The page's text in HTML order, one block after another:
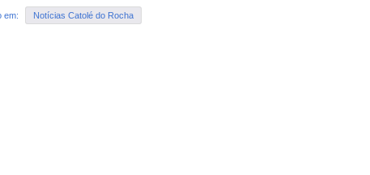
em: Notícias Catolé do Rocha